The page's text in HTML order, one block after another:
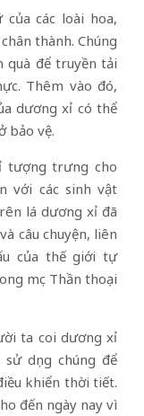
các loài hoa,
thành. Chúng
để truyền tải
Thêm vào đó,
dương xỉ có thể
bảo vệ.
tượng trưng cho
với các sinh vật
lá dương xỉ đã
câu chuyện, liên
của thế giới tự
mục Thần thoại
ta coi dương xỉ
dụng chúng để
khiển thời tiết.
đến ngày nay vì